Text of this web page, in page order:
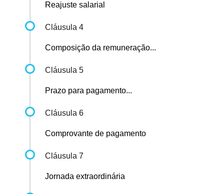
Reajuste salarial
Cláusula 4
Composição da remuneração...
Cláusula 5
Prazo para pagamento...
Cláusula 6
Comprovante de pagamento
Cláusula 7
Jornada extraordinária